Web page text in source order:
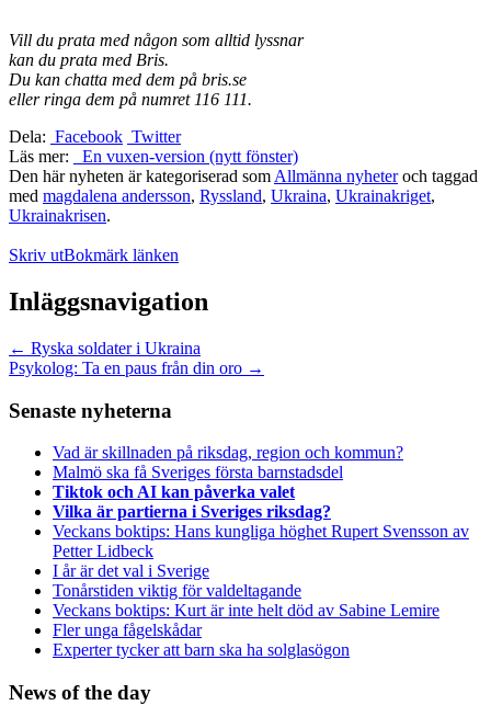
Vill du prata med någon som alltid lyssnar
kan du prata med Bris.
Du kan chatta med dem på bris.se
eller ringa dem på numret 116 111.
Dela: Facebook Twitter
Läs mer:
En vuxen-version (nytt fönster)
Den här nyheten är kategoriserad som Allmänna nyheteroch taggad
med magdalena andersson, Ryssland, Ukraina, Ukrainakriget,
Ukrainakrisen.
Skriv utBokmärk länken
Inläggsnavigation
← Ryska soldater i Ukraina
Psykolog: Ta en paus från din oro →
Senaste nyheterna
Vad är skillnaden på riksdag, region och kommun?
Malmö ska få Sveriges första barnstadsdel
Tiktok och AI kan påverka valet
Vilka är partierna i Sveriges riksdag?
Veckans boktips: Hans kungliga höghet Rupert Svensson av
Petter Lidbeck
I år är det val i Sverige
Tonårstiden viktig för valdeltagande
Veckans boktips: Kurt är inte helt död av Sabine Lemire
Fler unga fågelskådar
Experter tycker att barn ska ha solglasögon
News of the day